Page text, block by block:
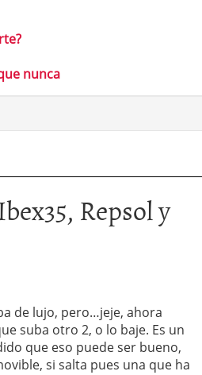
nunca
Repsol y
de lujo, pero…jeje, ahora
suba otro 2, o lo baje. Es un
que eso puede ser bueno,
si salta pues una que ha